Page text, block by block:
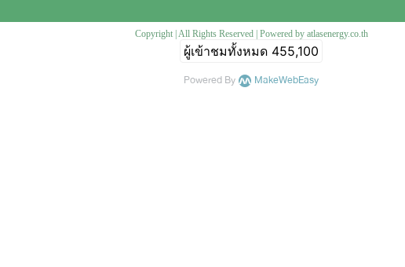
Copyright | All Rights Reserved | Powered by atlasenergy.co.th
ผู้เข้าชมทั้งหมด 455,100
Powered By MakeWebEasy